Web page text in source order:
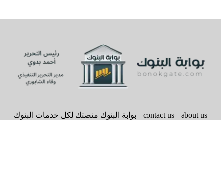
about us
contact us
بوابة البنوك منصتك لكل خدمات البنوك